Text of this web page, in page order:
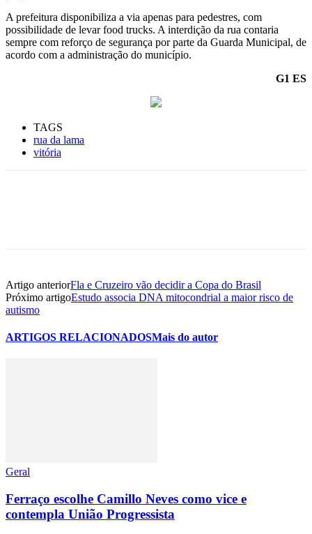
A prefeitura disponibiliza a via apenas para pedestres, com
possibilidade de levar food trucks. A interdição da rua contaria
sempre com reforço de segurança por parte da Guarda Municipal, de
acordo com a administração do município.
G1 ES
TAGS
rua da lama
vitória
Artigo anteriorFla e Cruzeiro vão decidir a Copa do Brasil
Próximo artigoEstudo associa DNA mitocondrial a maior risco de
autismo
ARTIGOS RELACIONADOSMais do autor
Geral
Ferraço escolhe Camillo Neves como vice e
contempla União Progressista